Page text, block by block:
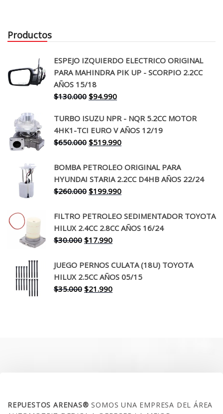
Productos
ESPEJO IZQUIERDO ELECTRICO ORIGINAL
PARA MAHINDRA PIK UP - SCORPIO 2.2CC
AÑOS 15/18
$130.000 El
original
era:
$130.000.
$94.990El
actual
es:
$94.990.
TURBO ISUZU NPR - NQR 5.2CC MOTOR
4HK1-TCI EURO V AÑOS 12/19
$650.000 El
original
era:
$650.000.
$519.990El
actual
es:
$519.990.
BOMBA PETROLEO ORIGINAL PARA
HYUNDAI STARIA 2.2CC D4HB AÑOS 22/24
$260.000 El
original
era:
$260.000.
$199.990El
actual
es:
FILTRO PETROLEO SEDIMENTADOR TOYOTA
HILUX 2.4CC 2.8CC AÑOS 16/24
$30.000 El
original
era:
$30.000.
$17.990El
actual
es:
$17.990.
JUEGO PERNOS CULATA (18U) TOYOTA
HILUX 2.5CC AÑOS 05/15
$35.000 El
$21.990El
REPUESTOS ARENAS®SOMOS UNA EMPRESA DEL ÁREA